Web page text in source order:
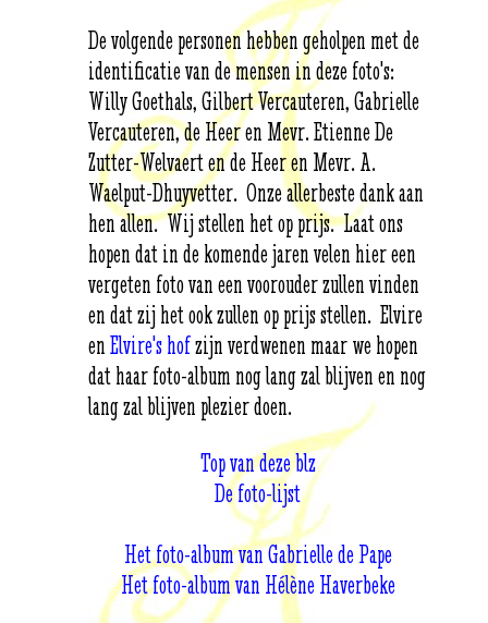
De volgende personen hebben geholpen met de
identificatie van de mensen in deze foto's:
Willy Goethals, Gilbert Vercauteren, Gabrielle
Vercauteren, de Heer en Mevr. Etienne De
Zutter-Welvaert en de Heer en Mevr. A.
Waelput-Dhuyvetter. Onze allerbeste dank aan
hen allen. Wij stellen het op prijs. Laat ons
hopen dat in de komende jaren velen hier een
vergeten foto van een voorouder zullen vinden
en dat zij het ook zullen op prijs stellen. Elvire
enElvire's hofzijn verdwenen maar we hopen
dat haar foto-album nog lang zal blijven en nog
lang zal blijven plezier doen.
Top van deze blz
De foto-lijst
Het foto-album van Gabrielle de Pape
Het foto-album van Hélène Haverbeke